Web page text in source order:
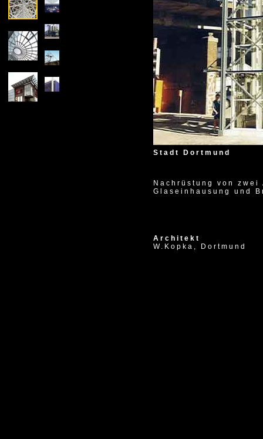
Stadt Dortmund
Nachrüstung von
Glaseinhausung und
Architekt
W.Kopka, Dortmund